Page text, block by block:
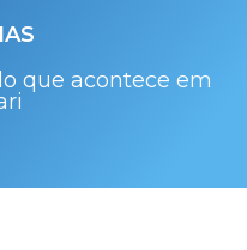
que acontece em